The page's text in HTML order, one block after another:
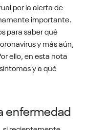
por la alerta de
importante.
para saber qué
y más aún,
ello, en esta nota
y a qué
enfermedad